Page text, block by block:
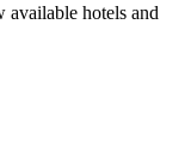
available hotels and